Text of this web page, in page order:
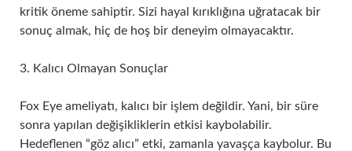
kritik öneme sahiptir. Sizi hayal kırıklığına uğratacak bir
sonuç almak, hiç de hoş bir deneyim olmayacaktır.
3. Kalıcı Olmayan Sonuçlar
Fox Eye ameliyatı, kalıcı bir işlem değildir. Yani, bir süre
sonra yapılan değişikliklerin etkisi kaybolabilir.
Hedeflenen “göz alıcı” etki, zamanla yavaşça kaybolur. Bu